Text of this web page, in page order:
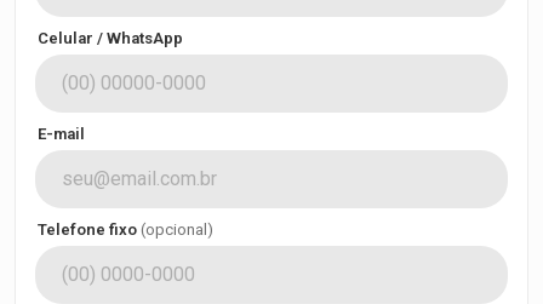
Celular / WhatsApp
E-mail
Telefone fixo (opcional)